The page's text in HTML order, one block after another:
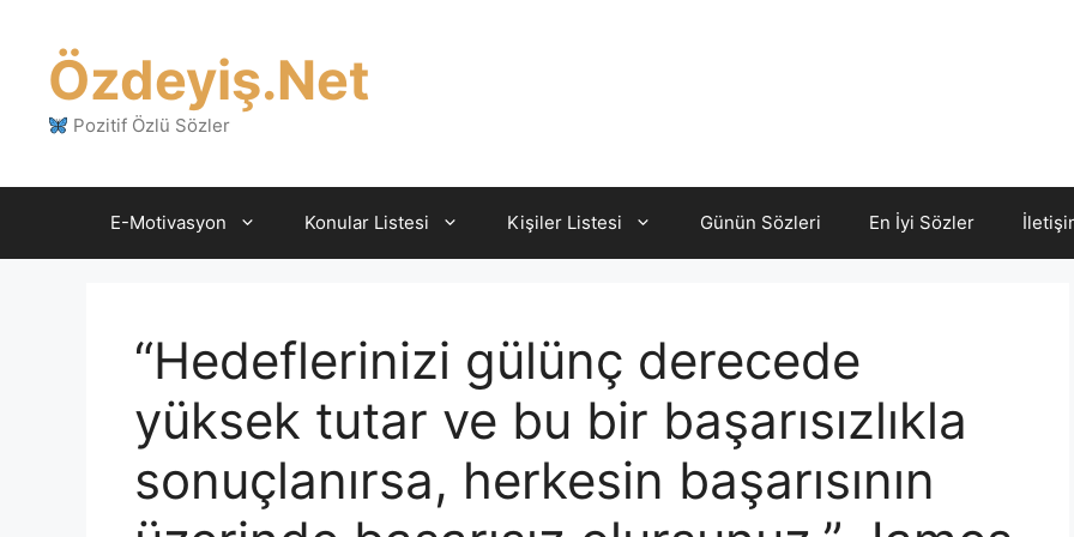
Özdeyiş.Net
Pozitif Özlü Sözler
E-Motivasyon Konular Listesi Kişiler Listesi Günün Sözleri En İyi Sözler
“Hedeflerinizi gülünç derecede
yüksek tutar ve bu bir başarısızlıkla
sonuçlanırsa, herkesin başarısının